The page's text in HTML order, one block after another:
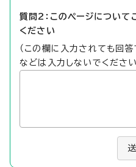
質問2：このページについて
ください
（この欄に入力されても回
などは入力しないでください